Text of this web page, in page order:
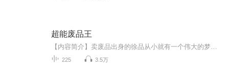
超能废品王
225 3.5万